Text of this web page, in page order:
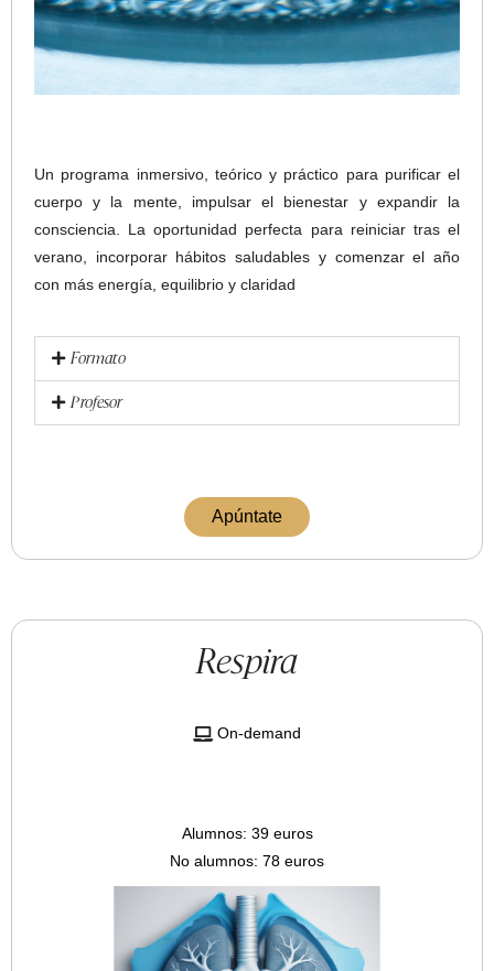
Un programa inmersivo, teórico y práctico para purificar el
cuerpo y la mente, impulsar el bienestar y expandir la
consciencia. La oportunidad perfecta para reiniciar tras el
verano, incorporar hábitos saludables y comenzar el año
con más energía, equilibrio y claridad
Formato
Profesor
Apúntate
Respira
On-demand
Alumnos: 39 euros
No alumnos: 78 euros